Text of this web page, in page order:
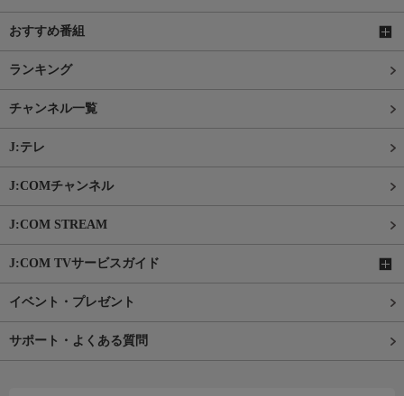
おすすめ番組
ランキング
チャンネル一覧
J:テレ
J:COMチャンネル
J:COM STREAM
J:COM TVサービスガイド
イベント・プレゼント
サポート・よくある質問